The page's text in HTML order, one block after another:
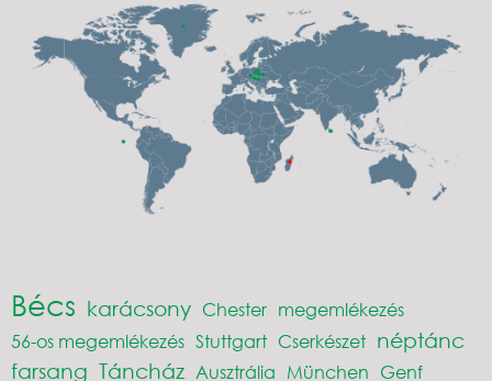
Bécs karácsony Chester megemlékezés
56-os megemlékezés Stuttgart Cserkészet néptánc
farsang Táncház Ausztrália München Genf